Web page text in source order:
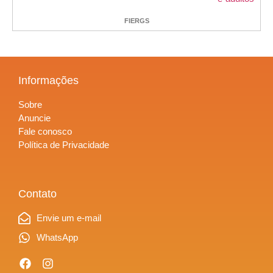
FIERGS
Informações
Sobre
Anuncie
Fale conosco
Política de Privacidade
Contato
Envie um e-mail
WhatsApp